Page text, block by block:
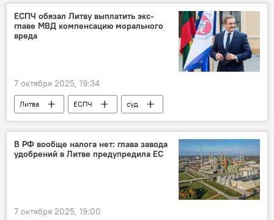
Еврокомиссия (ЕК)
энергетический рынок
энергетика
природный газ
нефть
ЕСПЧ обязал Литву выплатить экс-
главе МВД компенсацию морального
вреда
7 октября 2025, 19:34
Литва ЕСПЧ
суд
компенсация
Эймутис Мисюнас
Общество
В РФ вообще налога нет: глава завода
удобрений в Литве предупредила ЕС
7 октября 2025, 19:00